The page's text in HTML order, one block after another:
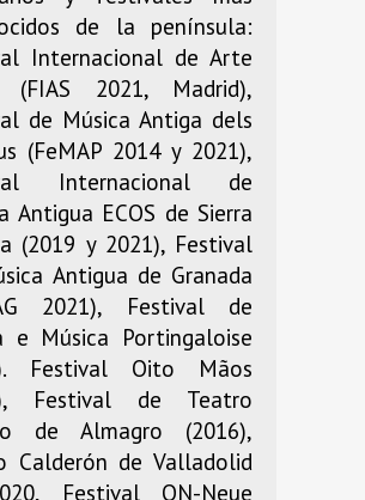
de la península:
Internacional de Arte
(FIAS 2021, Madrid),
de Música Antiga dels
(FeMAP 2014 y 2021),
Internacional de
Antigua ECOS de Sierra
(2019 y 2021), Festival
Antigua de Granada
2021), Festival de
e Música Portingaloise
Festival Oito Mãos
Festival de Teatro
de Almagro (2016),
Calderón de Valladolid
Festival ON-Neue